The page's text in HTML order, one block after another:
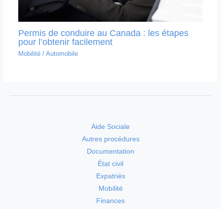
Permis de conduire au Canada : les étapes
pour l’obtenir facilement
Mobilité/ Automobile
Aide Sociale
Autres procédures
Documentation
État civil
Expatriés
Mobilité
Finances